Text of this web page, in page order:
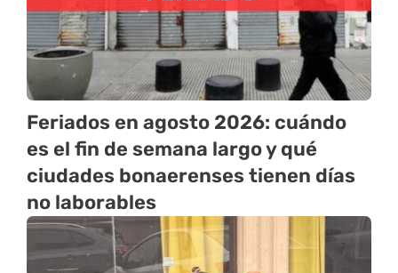
Feriados en agosto 2026: cuándo
es el fin de semana largo y qué
ciudades bonaerenses tienen días
no laborables